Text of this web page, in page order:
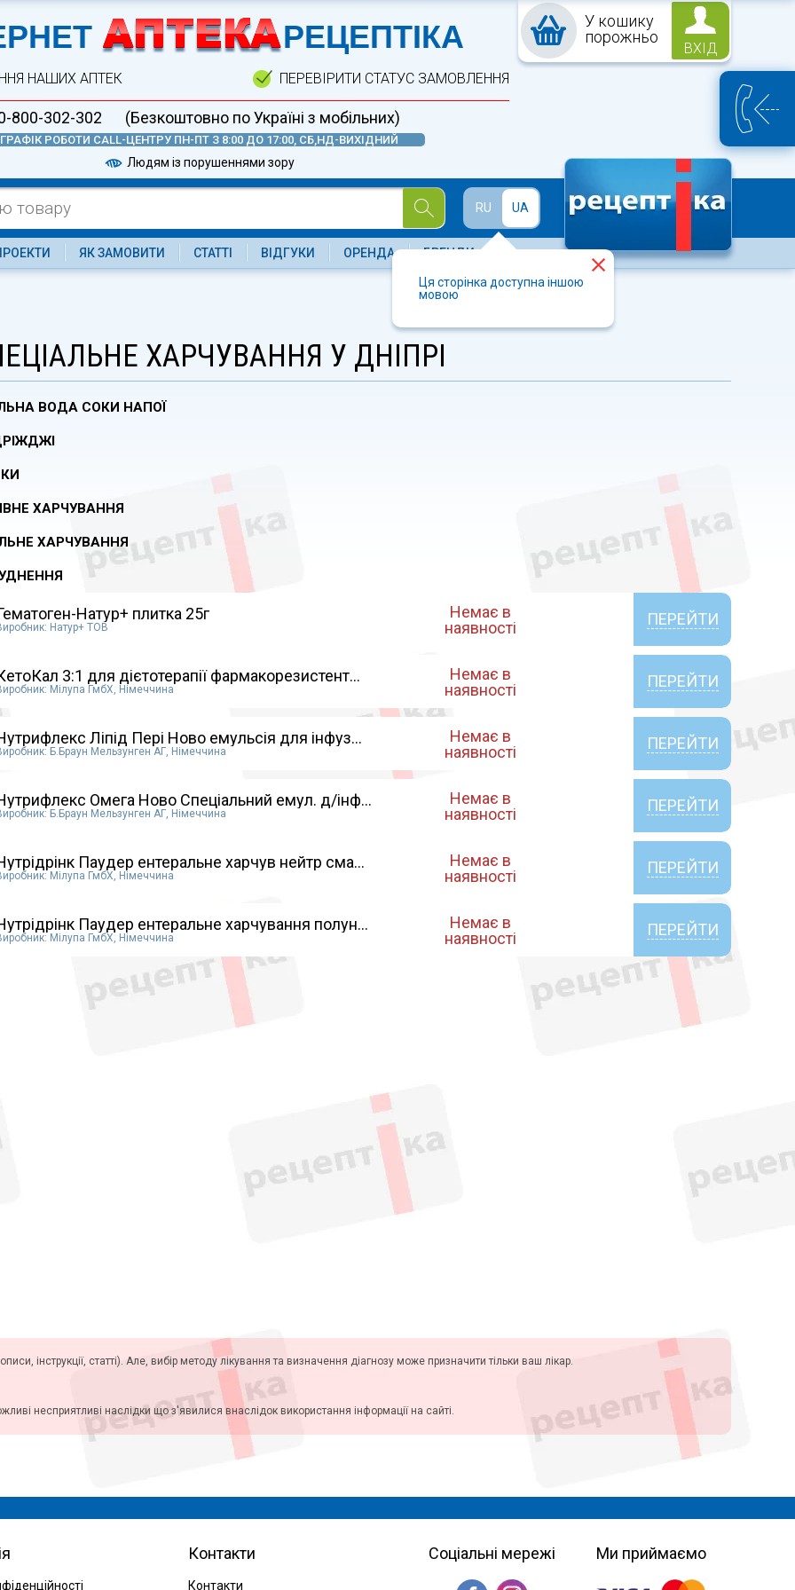
У кошику
порожньо
ВХІД
АПТЕКА
РЕЦЕПТІКА
НАШИХ АПТЕК ПЕРЕВІРИТИ СТАТУС ЗАМОВЛЕННЯ
800-302-302 (Безкоштовно по Україні з мобільних)
ГРАФІК РОБОТИ CALL-ЦЕНТРУ ПН-ПТ З 8:00 ДО 17:00, СБ,НД-ВИХІДНИЙ
Людям із порушеннями зору
RU UA
Ця сторінка доступна іншою
мовою
ЯК ЗАМОВИТИ СТАТТІ ВІДГУКИ ОРЕНДА БРЕНДИ
ХАРЧУВАННЯ У ДНІПРІ
ВОДА СОКИ НАПОЇ
ХАРЧУВАННЯ
ХАРЧУВАННЯ
Натур+ плитка 25г
Натур+ ТОВ
Немає в
наявності
ПЕРЕЙТИ
3:1 для дієтотерапії фармакорезистент...
Мілупа ГмбХ, Німеччина
Немає в
наявності
ПЕРЕЙТИ
Ліпід Пері Ново емульсія для інфуз...
Б.Браун Мельзунген АГ, Німеччина
Немає в
наявності
ПЕРЕЙТИ
Омега Ново Спеціальний емул. д/інф...
Б.Браун Мельзунген АГ, Німеччина
Немає в
наявності
ПЕРЕЙТИ
Паудер ентеральне харчув нейтр сма...
Мілупа ГмбХ, Німеччина
Немає в
наявності
ПЕРЕЙТИ
Паудер ентеральне харчування полун...
Мілупа ГмбХ, Німеччина
Немає в
наявності
ПЕРЕЙТИ
інструкції, статті). Але, вибір методу лікування та визначення діагнозу може призначити тільки ваш лікар.
несприятливі наслідки що з'явилися внаслідок використання інформації на сайті.
Контакти
Контакти
Соціальні мережі Ми приймаємо